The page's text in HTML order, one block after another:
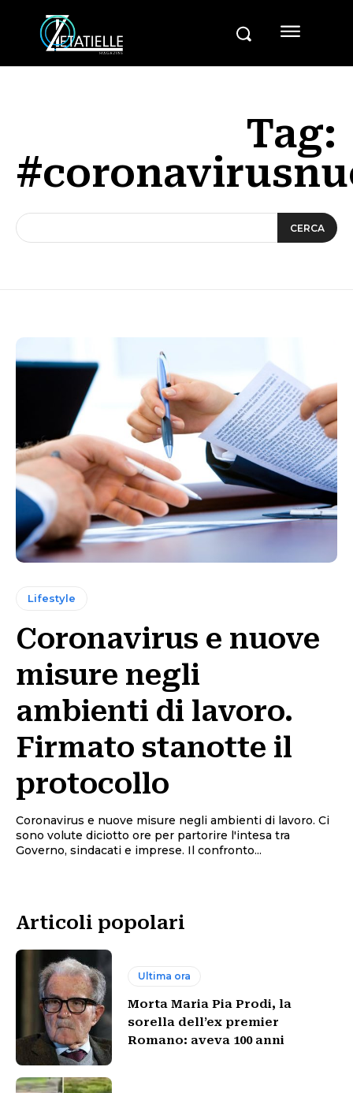
Tag:
CERCA
Lifestyle
Coronavirus e nuove
misure negli
ambienti di lavoro.
Firmato stanotte il
protocollo
Coronavirus e nuove misure negli ambienti di lavoro. Ci
sono volute diciotto ore per partorire l'intesa tra
Governo, sindacati e imprese. Il confronto...
Articoli popolari
Ultima ora
Morta Maria Pia Prodi, la
sorella dell’ex premier
Romano: aveva 100 anni